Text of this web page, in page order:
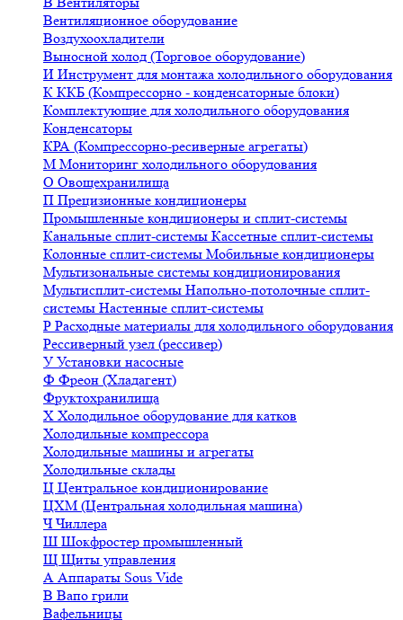
Вентиляционное оборудование
Воздухоохладители
Выносной холод (Торговое оборудование)
И Инструмент для монтажа холодильного оборудования
К ККБ (Компрессорно - конденсаторные блоки)
Комплектующие для холодильного оборудования
Конденсаторы
КРА (Компрессорно-ресиверные агрегаты)
М Мониторинг холодильного оборудования
О Овощехранилища
П Прецизионные кондиционеры
Промышленные кондиционеры и сплит-системы
Канальные сплит-системы Кассетные сплит-системы
Колонные сплит-системы Мобильные кондиционеры
Мультизональные системы кондиционирования
Мультисплит-системы Напольно-потолочные сплит-
системы Настенные сплит-системы
Р Расходные материалы для холодильного оборудования
Рессиверный узел (рессивер)
У Установки насосные
Ф Фреон (Хладагент)
Фруктохранилища
Х Холодильное оборудование для катков
Холодильные компрессора
Холодильные машины и агрегаты
Холодильные склады
Ц Центральное кондиционирование
ЦХМ (Центральная холодильная машина)
ЧЧиллера
Ш Шокфростер промышленный
Щ Щиты управления
А Аппараты Sous Vide
В Вапо грили
Вафельницы